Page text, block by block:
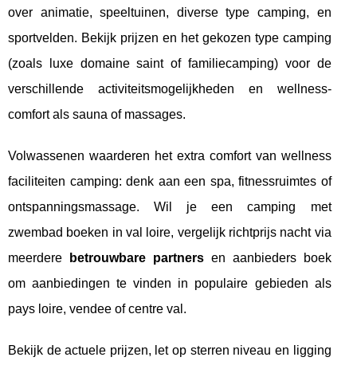
over animatie, speeltuinen, diverse type camping, en
sportvelden. Bekijk prijzen en het gekozen type camping
(zoals luxe domaine saint of familiecamping) voor de
verschillende activiteitsmogelijkheden en wellness-
comfort als sauna of massages.
Volwassenen waarderen het extra comfort van wellness
faciliteiten camping: denk aan een spa, fitnessruimtes of
ontspanningsmassage. Wil je een camping met
zwembad boeken in val loire, vergelijk richtprijs nacht via
meerdere
betrouwbare partnersen aanbieders boek
om aanbiedingen te vinden in populaire gebieden als
pays loire, vendee of centre val.
Bekijk de actuele prijzen, let op sterren niveau en ligging